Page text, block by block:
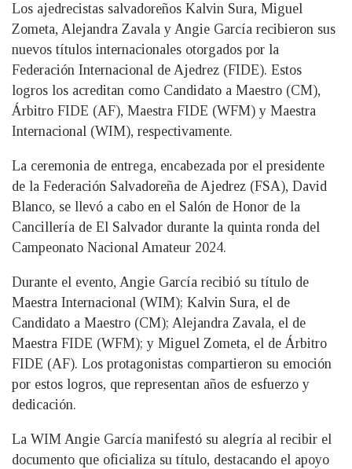
Los ajedrecistas salvadoreños Kalvin Sura, Miguel
Zometa, Alejandra Zavala y Angie García recibieron sus
nuevos títulos internacionales otorgados por la
Federación Internacional de Ajedrez (FIDE). Estos
logros los acreditan como Candidato a Maestro (CM),
Árbitro FIDE (AF), Maestra FIDE (WFM) y Maestra
Internacional (WIM), respectivamente.
La ceremonia de entrega, encabezada por el presidente
de la Federación Salvadoreña de Ajedrez (FSA), David
Blanco, se llevó a cabo en el Salón de Honor de la
Cancillería de El Salvador durante la quinta ronda del
Campeonato Nacional Amateur 2024.
Durante el evento, Angie García recibió su título de
Maestra Internacional (WIM); Kalvin Sura, el de
Candidato a Maestro (CM); Alejandra Zavala, el de
Maestra FIDE (WFM); y Miguel Zometa, el de Árbitro
FIDE (AF). Los protagonistas compartieron su emoción
por estos logros, que representan años de esfuerzo y
dedicación.
La WIM Angie García manifestó su alegría al recibir el
documento que oficializa su título, destacando el apoyo